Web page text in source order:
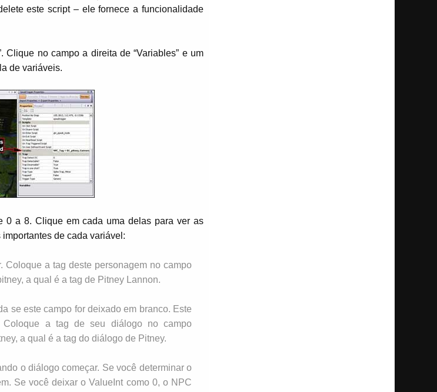
este script – ele fornece a funcionalidade
Clique no campo a direita de “Variables” e um
de variáveis.
0 a 8. Clique em cada uma delas para ver as
de cada variável:
a tag deste personagem no campo
a qual é a tag de Pitney Lannon.
se este campo for deixado em branco. Este
a tag de seu diálogo no campo
a qual é a tag do diálogo de Pitney.
o diálogo começar. Se você determinar o
Se você deixar o ValueInt como 0, o NPC